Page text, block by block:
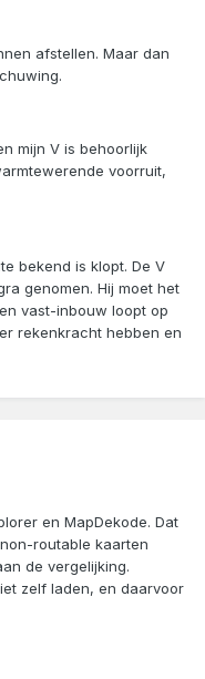
afstellen. Maar dan
mijn V is behoorlijk
voorruit,
bekend is klopt. De V
genomen. Hij moet het
vast-inbouw loopt op
rekenkracht hebben en
en MapDekode. Dat
routable kaarten
de vergelijking.
zelf laden, en daarvoor